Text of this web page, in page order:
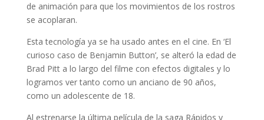
de animación para que los movimientos de los rostros
se acoplaran.
Esta tecnología ya se ha usado antes en el cine. En ‘El
curioso caso de Benjamin Button’, se alteró la edad de
Brad Pitt a lo largo del filme con efectos digitales y lo
logramos ver tanto como un anciano de 90 años,
como un adolescente de 18.
Al estrenarse la última película de la saga Rápidos y